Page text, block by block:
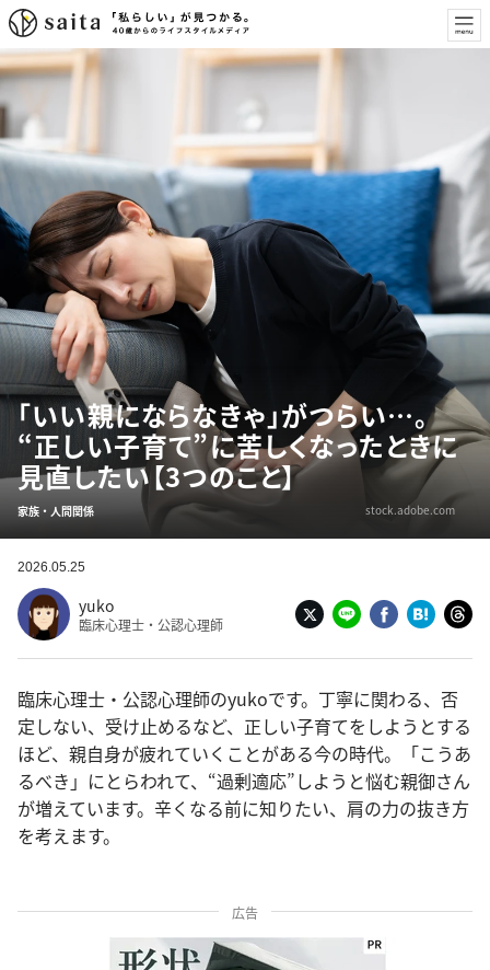
「いい親にならなきゃ」がつらい…。
“正しい子育て”に苦しくなったときに
見直したい【3つのこと】
家族・人間関係 stock.adobe.com
2026.05.25
yuko
臨床心理士・公認心理師
臨床心理士・公認心理師のyukoです。丁寧に関わる、否
定しない、受け止めるなど、正しい子育てをしようとする
ほど、親自身が疲れていくことがある今の時代。「こうあ
るべき」にとらわれて、“過剰適応”しようと悩む親御さん
が増えています。辛くなる前に知りたい、肩の力の抜き方
を考えます。
広告